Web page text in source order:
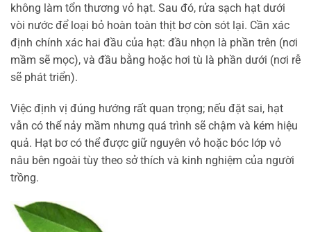
không làm tổn thương vỏ hạt. Sau đó, rửa sạch hạt dưới
vòi nước để loại bỏ hoàn toàn thịt bơ còn sót lại. Cần xác
định chính xác hai đầu của hạt: đầu nhọn là phần trên (nơi
mầm sẽ mọc), và đầu bằng hoặc hơi tù là phần dưới (nơi rễ
sẽ phát triển).
Việc định vị đúng hướng rất quan trọng; nếu đặt sai, hạt
vẫn có thể nảy mầm nhưng quá trình sẽ chậm và kém hiệu
quả. Hạt bơ có thể được giữ nguyên vỏ hoặc bóc lớp vỏ
nâu bên ngoài tùy theo sở thích và kinh nghiệm của người
trồng.